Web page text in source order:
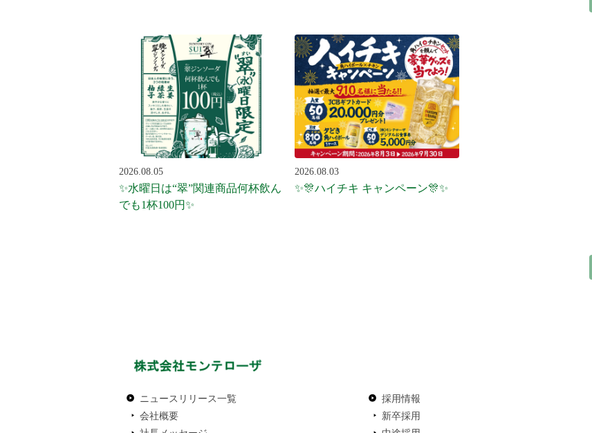
2026.08.05
✨水曜日は“翠”関連商品何杯飲ん
でも1杯100円✨
2026.08.03
✨🎊ハイチキ キャンペーン🎊✨
ニュースリリース一覧
会社概要
採用情報
新卒採用